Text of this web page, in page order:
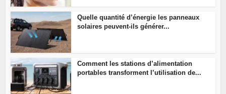
Quelle quantité d’énergie les panneaux
solaires peuvent-ils générer...
Comment les stations d’alimentation
portables transforment l’utilisation de...